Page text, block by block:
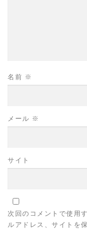
名前 ※
メール ※
サイト
次回のコメントで使用
ルアドレス、サイトを